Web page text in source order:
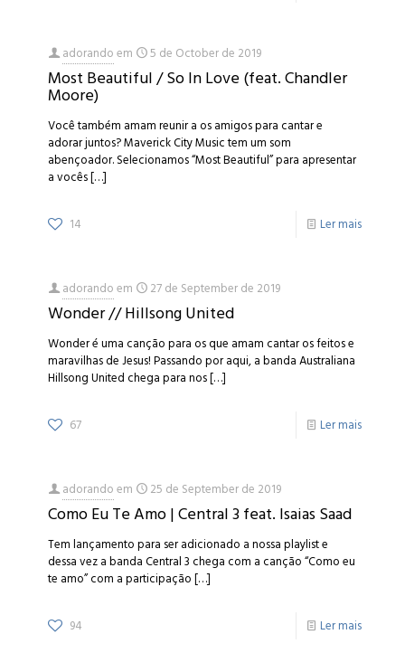
adorandoem 5 de October de 2019
Most Beautiful / So In Love (feat. Chandler
Moore)
Você também amam reunir a os amigos para cantar e
adorar juntos? Maverick City Music tem um som
abençoador. Selecionamos “Most Beautiful” para apresentar
a vocês[…]
14 Ler mais
adorandoem 27 de September de 2019
Wonder // Hillsong United
Wonder é uma canção para os que amam cantar os feitos e
maravilhas de Jesus! Passando por aqui, a banda Australiana
Hillsong United chega para nos[…]
67 Ler mais
adorandoem 25 de September de 2019
Como Eu Te Amo | Central 3 feat. Isaias Saad
Tem lançamento para ser adicionado a nossa playlist e
dessa vez a banda Central 3 chega com a canção “Como eu
te amo” com a participação[…]
94 Ler mais